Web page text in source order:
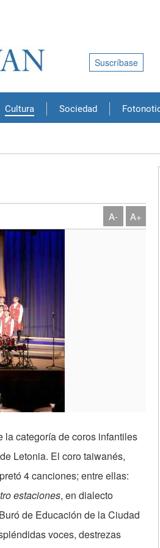
Cultura Sociedad
Suscríbase
A- A+
categoría de coros infantiles
Letonia. El coro taiwanés,
4 canciones; entre ellas:
estaciones, en dialecto
de Educación de la Ciudad
voces, destrezas